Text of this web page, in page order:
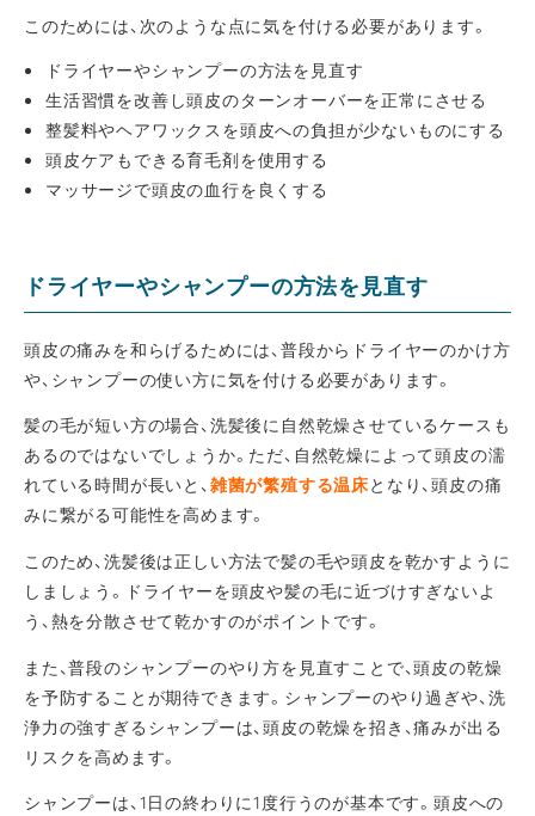
このためには、次のような点に気を付ける必要があります。
ドライヤーやシャンプーの方法を見直す
生活習慣を改善し頭皮のターンオーバーを正常にさせる
整髪料やヘアワックスを頭皮への負担が少ないものにする
頭皮ケアもできる育毛剤を使用する
マッサージで頭皮の血行を良くする
ドライヤーやシャンプーの方法を見直す
頭皮の痛みを和らげるためには、普段からドライヤーのかけ方
や、シャンプーの使い方に気を付ける必要があります。
髪の毛が短い方の場合、洗髪後に自然乾燥させているケースも
あるのではないでしょうか。ただ、自然乾燥によって頭皮の濡
れている時間が長いと、雑菌が繁殖する温床となり、頭皮の痛
みに繋がる可能性を高めます。
このため、洗髪後は正しい方法で髪の毛や頭皮を乾かすように
しましょう。ドライヤーを頭皮や髪の毛に近づけすぎないよ
う、熱を分散させて乾かすのがポイントです。
また、普段のシャンプーのやり方を見直すことで、頭皮の乾燥
を予防することが期待できます。シャンプーのやり過ぎや、洗
浄力の強すぎるシャンプーは、頭皮の乾燥を招き、痛みが出る
リスクを高めます。
シャンプーは、1日の終わりに1度行うのが基本です。頭皮への